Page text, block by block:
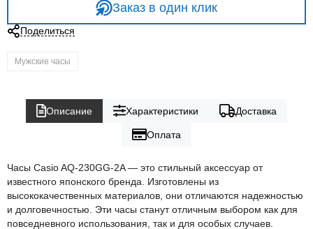
Заказ в один клик
Поделиться
Мужские часы
Описание Характеристики Доставка
Оплата
Часы Casio AQ-230GG-2A — это стильный аксессуар от
известного японского бренда. Изготовлены из
высококачественных материалов, они отличаются надежностью
и долговечностью. Эти часы станут отличным выбором как для
повседневного использования, так и для особых случаев.